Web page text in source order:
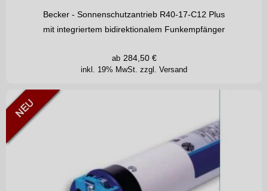
Becker - Sonnenschutzantrieb R40-17-C12 Plus
mit integriertem bidirektionalem Funkempfänger
inkl. 19% MwSt. zzgl. Versand
ab 284,50€